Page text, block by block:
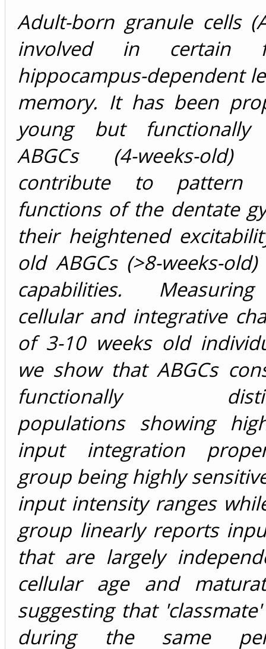
Adult-born granule cells
involved in certain
hippocampus-dependent
memory. It has been
young but functionally
ABGCs (4-weeks-old)
contribute to pattern
functions of the dentate
their heightened
old ABGCs (>8-weeks-
capabilities.
cellular and integrative
of 3-10 weeks old
we show that ABGCs
functionally
populations showing
input integration
group being highly
input intensity ranges
group linearly reports
that are largely
cellular age and
suggesting that
during the same